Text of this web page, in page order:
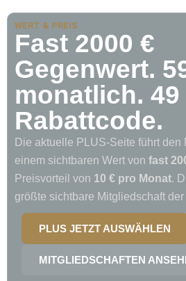
WERT & PREIS
Fast 2000 €
Gegenwert.
monatlich. 49
Rabattcode.
Die aktuelle PLUS-Seite führt den
einem sichtbaren Wert von fast
Preisvorteil von 10 € pro Monat.
größte sichtbare Mitgliedschaft
PLUS JETZT AUSWÄHLEN
MITGLIEDSCHAFTEN